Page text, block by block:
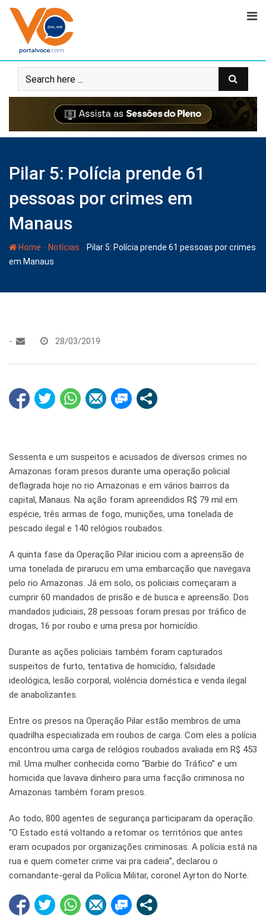
Pilar 5: Polícia prende 61
pessoas por crimes em
Manaus
Home - Notícias - Pilar 5: Polícia prende 61 pessoas por crimes
em Manaus
- 28/03/2019
Sessenta e um suspeitos e acusados de diversos crimes no
Amazonas foram presos durante uma operação policial
deflagrada hoje no rio Amazonas e em vários bairros da
capital, Manaus. Na ação foram apreendidos R$ 79 mil em
espécie, três armas de fogo, munições, uma tonelada de
pescado ilegal e 140 relógios roubados.
A quinta fase da Operação Pilar iniciou com a apreensão de
uma tonelada de pirarucu em uma embarcação que navegava
pelo rio Amazonas. Já em solo, os policiais começaram a
cumprir 60 mandados de prisão e de busca e apreensão. Dos
mandados judiciais, 28 pessoas foram presas por tráfico de
drogas, 16 por roubo e uma presa por homicídio.
Durante as ações policiais também foram capturados
suspeitos de furto, tentativa de homicídio, falsidade
ideológica, lesão corporal, violência doméstica e venda ilegal
de anabolizantes.
Entre os presos na Operação Pilar estão membros de uma
quadrilha especializada em roubos de carga. Com eles a polícia
encontrou uma carga de relógios roubados avaliada em R$ 453
mil. Uma mulher conhecida como “Barbie do Tráfico” e um
homicida que lavava dinheiro para uma facção criminosa no
Amazonas também foram presos.
Ao todo, 800 agentes de segurança participaram da operação.
“O Estado está voltando a retomar os territórios que antes
eram ocupados por organizações criminosas. A polícia está na
rua e quem cometer crime vai pra cadeia”, declarou o
comandante-geral da Polícia Militar, coronel Ayrton do Norte.